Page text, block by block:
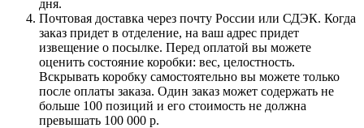
дня.
Почтовая доставка через почту России или СДЭК. Когда
заказ придет в отделение, на ваш адрес придет
извещение о посылке. Перед оплатой вы можете
оценить состояние коробки: вес, целостность.
Вскрывать коробку самостоятельно вы можете только
после оплаты заказа. Один заказ может содержать не
больше 100 позиций и его стоимость не должна
превышать 100 000 р.